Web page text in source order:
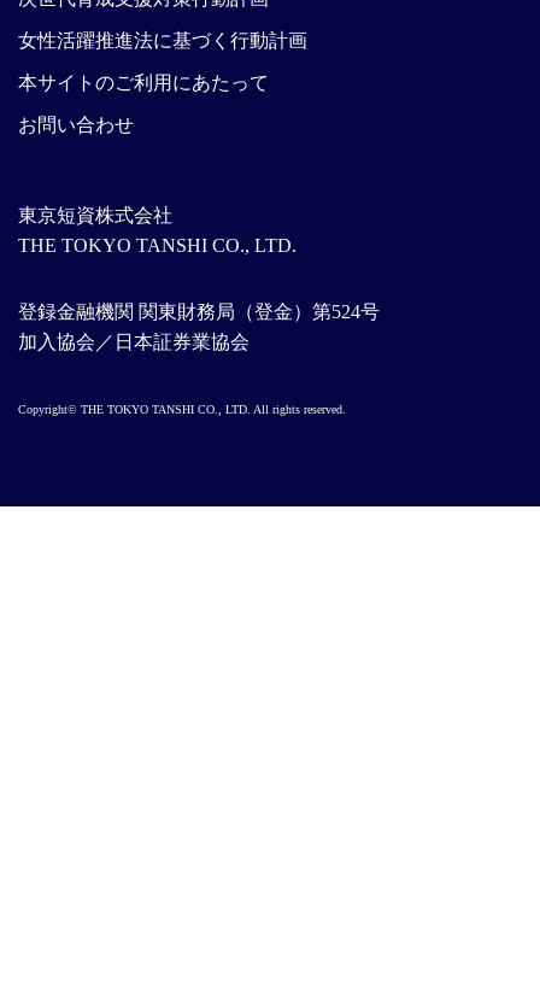
東京短資株式会社
THE TOKYO TANSHI CO., LTD.
登録金融機関 関東財務局（登金）第524号
加入協会／日本証券業協会
女性活躍推進法に基づく行動計画
本サイトのご利用にあたって
お問い合わせ
Copyright© THE TOKYO TANSHI CO., LTD. All rights reserved.